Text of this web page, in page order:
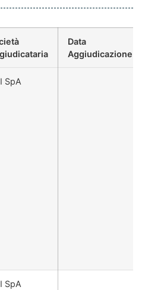
Data
Aggiudicazione
SpA
SpA